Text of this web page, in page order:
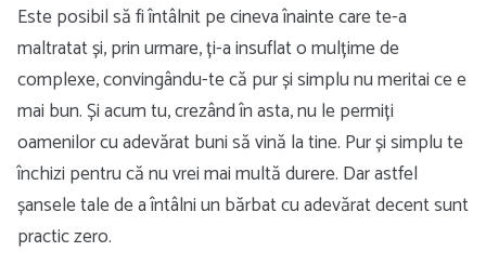
Este posibil să fi întâlnit pe cineva înainte care te-a
maltratat și, prin urmare, ți-a insuflat o mulțime de
complexe, convingându-te că pur și simplu nu meritai ce e
mai bun. Și acum tu, crezând în asta, nu le permiți
oamenilor cu adevărat buni să vină la tine. Pur și simplu te
închizi pentru că nu vrei mai multă durere. Dar astfel
șansele tale de a întâlni un bărbat cu adevărat decent sunt
practic zero.